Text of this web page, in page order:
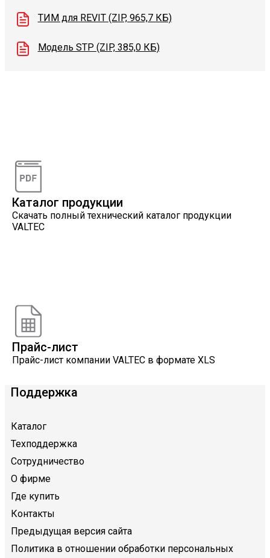
ТИМ для REVIT (ZIP, 965,7 КБ)
Модель STP (ZIP, 385,0 КБ)
Каталог продукции
Скачать полный технический каталог продукции
VALTEC
Прайс-лист
Прайс-лист компании VALTEC в формате XLS
Поддержка
Каталог
Техподдержка
Сотрудничество
О фирме
Где купить
Контакты
Предыдущая версия сайта
Политика в отношении обработки персональных